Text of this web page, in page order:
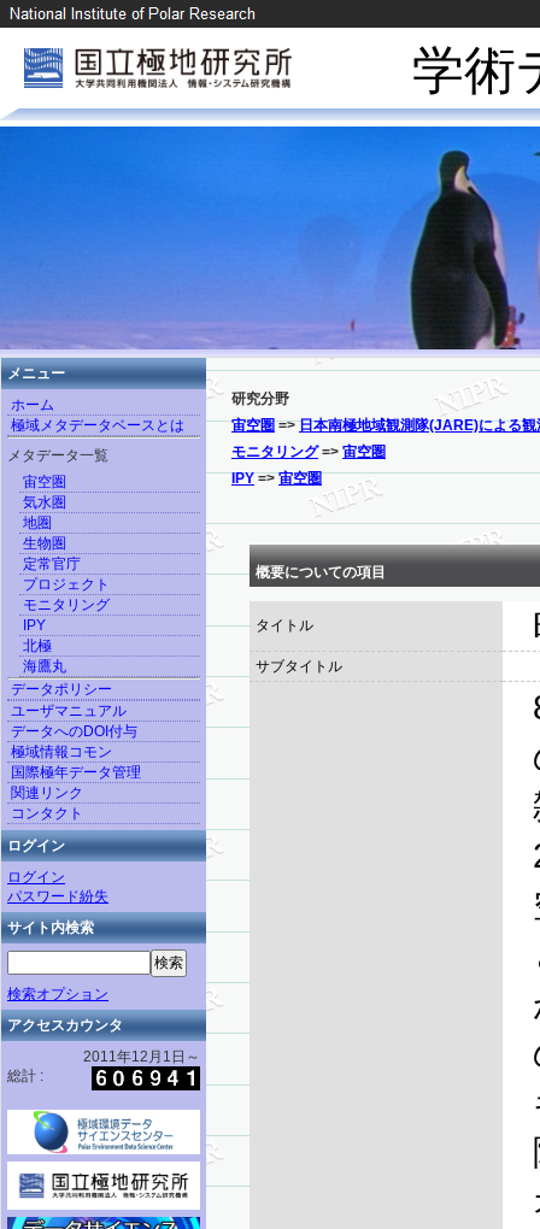
学術
メニュー
ホーム
極域メタデータベースとは
メタデータ一覧
宙空圏
気水圏
地圏
生物圏
定常官庁
プロジェクト
モニタリング
IPY
北極
海鷹丸
データポリシー
ユーザマニュアル
データへのDOI付与
極域情報コモン
国際極年データ管理
関連リンク
コンタクト
ログイン
ログイン
パスワード紛失
サイト内検索
検索オプション
アクセスカウンタ
2011年12月1日～
総計 :
研究分野
宙空圏=>日本南極地域観測隊(JARE)による観
モニタリング=> 宙空圏
IPY=>宙空圏
概要についての項目
タイトル
サブタイトル